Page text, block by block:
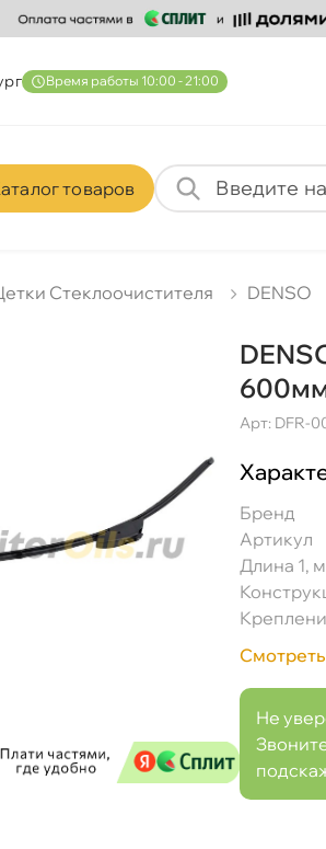
ремя работы 10:00 - 21:00
товаро
Стеклоочистителя DENSO
Арт: DFR-
Бренд
Артикул
Длина 1,
Смотреть
Не